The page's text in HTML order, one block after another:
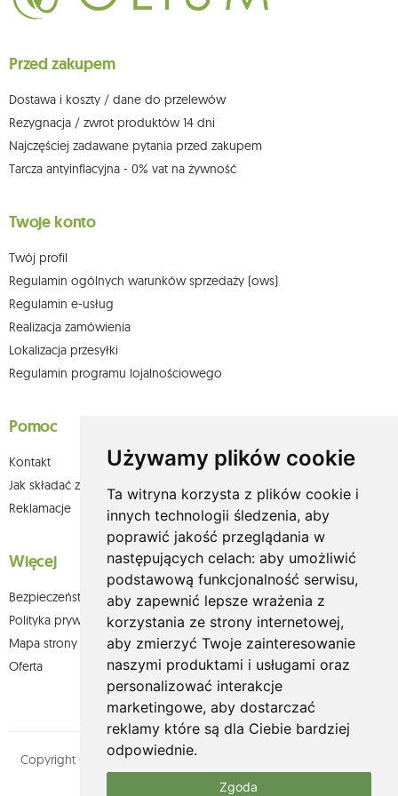
Używamy plików cookie
Ta witryna korzysta z plików cookie i
innych technologii śledzenia, aby
poprawić jakość przeglądania w
następujących celach: aby umożliwić
podstawową funkcjonalność serwisu,
aby zapewnić lepsze wrażenia z
korzystania ze strony internetowej,
aby zmierzyć Twoje zainteresowanie
naszymi produktami i usługami oraz
personalizować interakcje
marketingowe, aby dostarczać
reklamy które są dla Ciebie bardziej
odpowiednie.
Zgoda
ich sprostowania, usunięcia, ograniczenia przetwarzania, wniesienia
sprzeciwu wobec przetwarzania swoich danych oraz prawo do
którego dokonano na podstawie zgody przed jej cofnięciem. W tym celu
możesz kontaktować się z działem obsługi klienta Mouton Interactive pod
Więcej informacji: www.mouton.pl/ODO
Przed zakupem
Dostawa i koszty / dane do przelewów
Rezygnacja / zwrot produktów 14 dni
Najczęściej zadawane pytania przed zakupem
Tarcza antyinflacyjna - 0% vat na żywność
Twoje konto
Twój profil
Regulamin ogólnych warunków sprzedaży (ows)
Regulamin e-usług
Realizacja zamówienia
Lokalizacja przesyłki
Regulamin programu lojalnościowego
Pomoc
Kontakt
Jak składać zamówienia w sklepie olium.pl?
Reklamacje
Więcej
Bezpieczeństwo płatności
Polityka prywatności
Mapa strony
Oferta
Copyright © olium.pl. Wszystkie prawa zastrzeżone. Designed by
MOUTON interactive